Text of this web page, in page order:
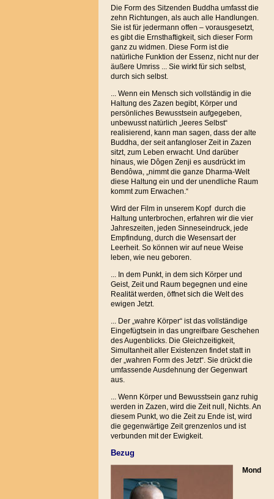
Die Form des Sitzenden Buddha umfasst die
zehn Richtungen, als auch alle Handlungen.
Sie ist für jedermann offen – vorausgesetzt,
es gibt die Ernsthaftigkeit, sich dieser Form
ganz zu widmen. Diese Form ist die
natürliche Funktion der Essenz, nicht nur der
äußere Umriss ... Sie wirkt für sich selbst,
durch sich selbst.
... Wenn ein Mensch sich vollständig in die
Haltung des Zazen begibt, Körper und
persönliches Bewusstsein aufgegeben,
unbewusst natürlich „leeres Selbst“
realisierend, kann man sagen, dass der alte
Buddha, der seit anfangloser Zeit in Zazen
sitzt, zum Leben erwacht. Und darüber
hinaus, wie Dôgen Zenji es ausdrückt im
Bendôwa, „nimmt die ganze Dharma-Welt
diese Haltung ein und der unendliche Raum
kommt zum Erwachen.“
Wird der Film in unserem Kopf durch die
Haltung unterbrochen, erfahren wir die vier
Jahreszeiten, jeden Sinneseindruck, jede
Empfindung, durch die Wesensart der
Leerheit. So können wir auf neue Weise
leben, wie neu geboren.
... In dem Punkt, in dem sich Körper und
Geist, Zeit und Raum begegnen und eine
Realität werden, öffnet sich die Welt des
ewigen Jetzt.
... Der „wahre Körper“ ist das vollständige
Eingefügtsein in das ungreifbare Geschehen
des Augenblicks. Die Gleichzeitigkeit,
Simultanheit aller Existenzen findet statt in
der „wahren Form des Jetzt“. Sie drückt die
umfassende Ausdehnung der Gegenwart
aus.
... Wenn Körper und Bewusstsein ganz ruhig
werden in Zazen, wird die Zeit null, Nichts. An
diesem Punkt, wo die Zeit zu Ende ist, wird
die gegenwärtige Zeit grenzenlos und ist
verbunden mit der Ewigkeit.
Bezug
Mond